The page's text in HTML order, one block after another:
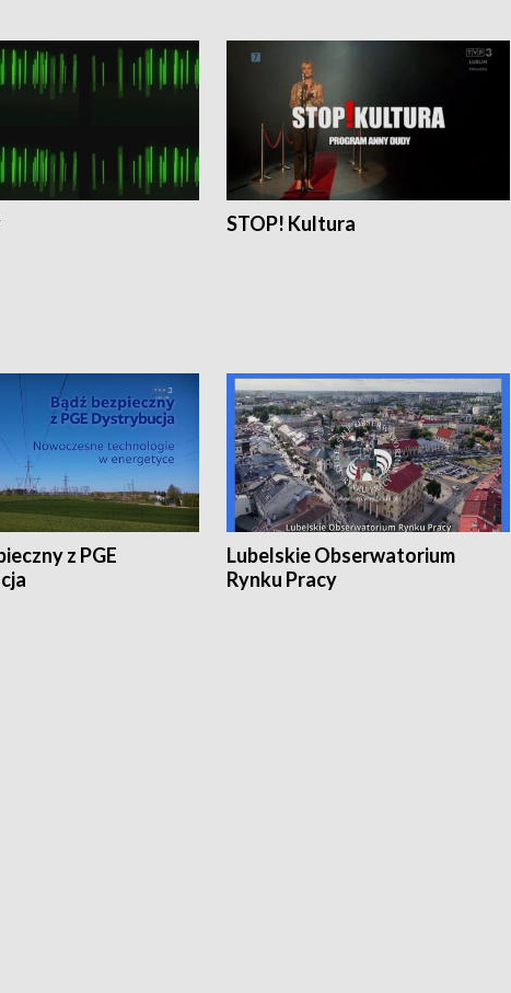
STOP! Kultura
z PGE
Lubelskie Obserwatorium
Rynku Pracy